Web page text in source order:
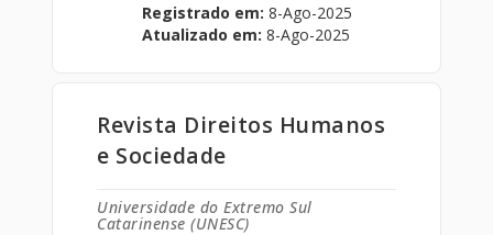
Registrado em: 8-Ago-2025
Atualizado em: 8-Ago-2025
Revista Direitos Humanos
e Sociedade
Universidade do Extremo Sul
Catarinense (UNESC)